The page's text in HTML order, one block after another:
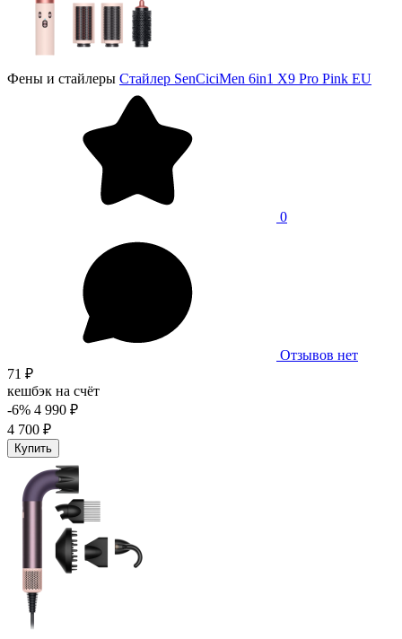
Фены и стайлеры Стайлер SenCiciMen 6in1 X9 Pro Pink EU
0
Отзывов нет
71 ₽
кешбэк на счёт
-6% 4 990 ₽
4 700 ₽
Купить